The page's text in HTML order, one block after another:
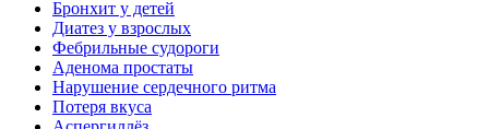
Бронхит у детей
Диатез у взрослых
Фебрильные судороги
Аденома простаты
Нарушение сердечного ритма
Потеря вкуса